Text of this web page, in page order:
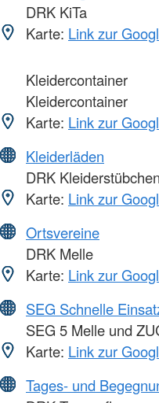
DRK KiTa
Karte: Link zur
Kleidercontainer
Kleidercontainer
Karte: Link zur
Kleiderläden
DRK Kleiderstübchen
Karte: Link zur
Ortsvereine
DRK Melle
Karte: Link zur
SEG Schnelle
SEG 5 Melle und
Karte: Link zur
Tages- und